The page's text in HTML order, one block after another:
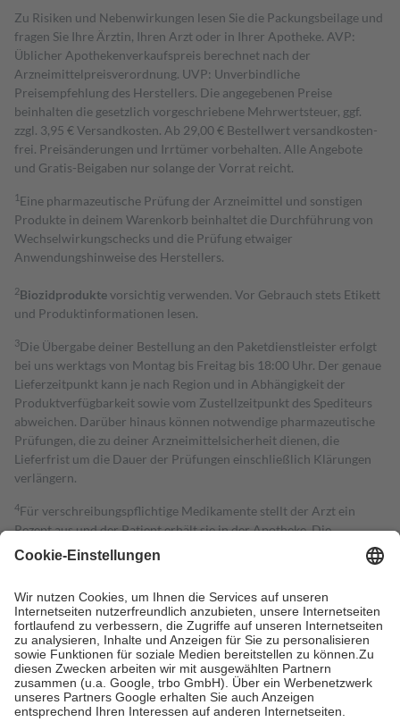
Zu Risiken und Nebenwirkungen lesen Sie die Packungsbeilage und
fragen Sie Ihre Ärztin, Ihren Arzt oder in Ihrer Apotheke. AVP:
Üblicher Apothekenverkaufspreis berechnet nach der
Arzneimittelpreisverordnung. UVP: Unverbindliche
Preisempfehlung des Herstellers. Die angegebenen Preise
beinhalten die gesetzlich vorgeschriebene Mehrwertsteuer, ggf.
zzgl. 3,95 € Versandkosten. Ab 29,00 € Bestell­wert versand­kosten­
frei. Preisänderungen und Irrtümer vorbehalten. Alle Angebote
und Gratis-Beigaben nur solange der Vorrat reicht.
1 Eine pharmazeutische Prüfung der Arzneimittel und sonstigen
Produkte in deinem Warenkorb beinhaltet die Durchführung von
Wechselwirkungschecks und die Prüfung etwaiger
Anwendungshinweise des Herstellers.
2Biozidproduktevorsichtig verwenden. Vor Gebrauch stets Etikett
und Produktinformationen lesen.
3Die Übergabe deiner Bestellung an den Paketdienstleister erfolgt
bei uns werktags von Montag bis Freitag bis 18:00 Uhr. Der genaue
Lieferzeitpunkt kann je nach Region und in Abhängigkeit der
Produktverfügbarkeit sowie vom Zustellzeitpunkt des Spediteurs
abweichen. Darüber hinaus können notwendige pharmazeutische
Prüfungen, die zu deiner Arzneimittelsicherheit dienen, die
Lieferfrist um die Dauer der Prüfungen einschließlich Klärungen
verlängern.
4Für verschreibungspflichtige Medikamente stellt der Arzt ein
Rezept aus und der Patient erhält sie in der Apotheke. Die
gesetzliche Krankenversicherung übernimmt in der Regel die
Kosten dafür, der Versicherte trägt einen Teil davon als Zuzahlung
Grundsätzlich leisten Mitglieder Zuzahlungen in Höhe von zehn
Prozent des Abgabepreises,mindestens jedochfünf Euround
höchstens zehn Euro.Es sind jedoch nie mehr als die tatsächlichen
Kosten der Leistung zu entrichten.
Diese Regeln gelten grundsätzlich auch für Online-Apotheken.
Bei Heilmitteln und häuslicher Krankenpflege beträgt die
Zuzahlung zehn Prozent der Kosten sowie zehn Euro je